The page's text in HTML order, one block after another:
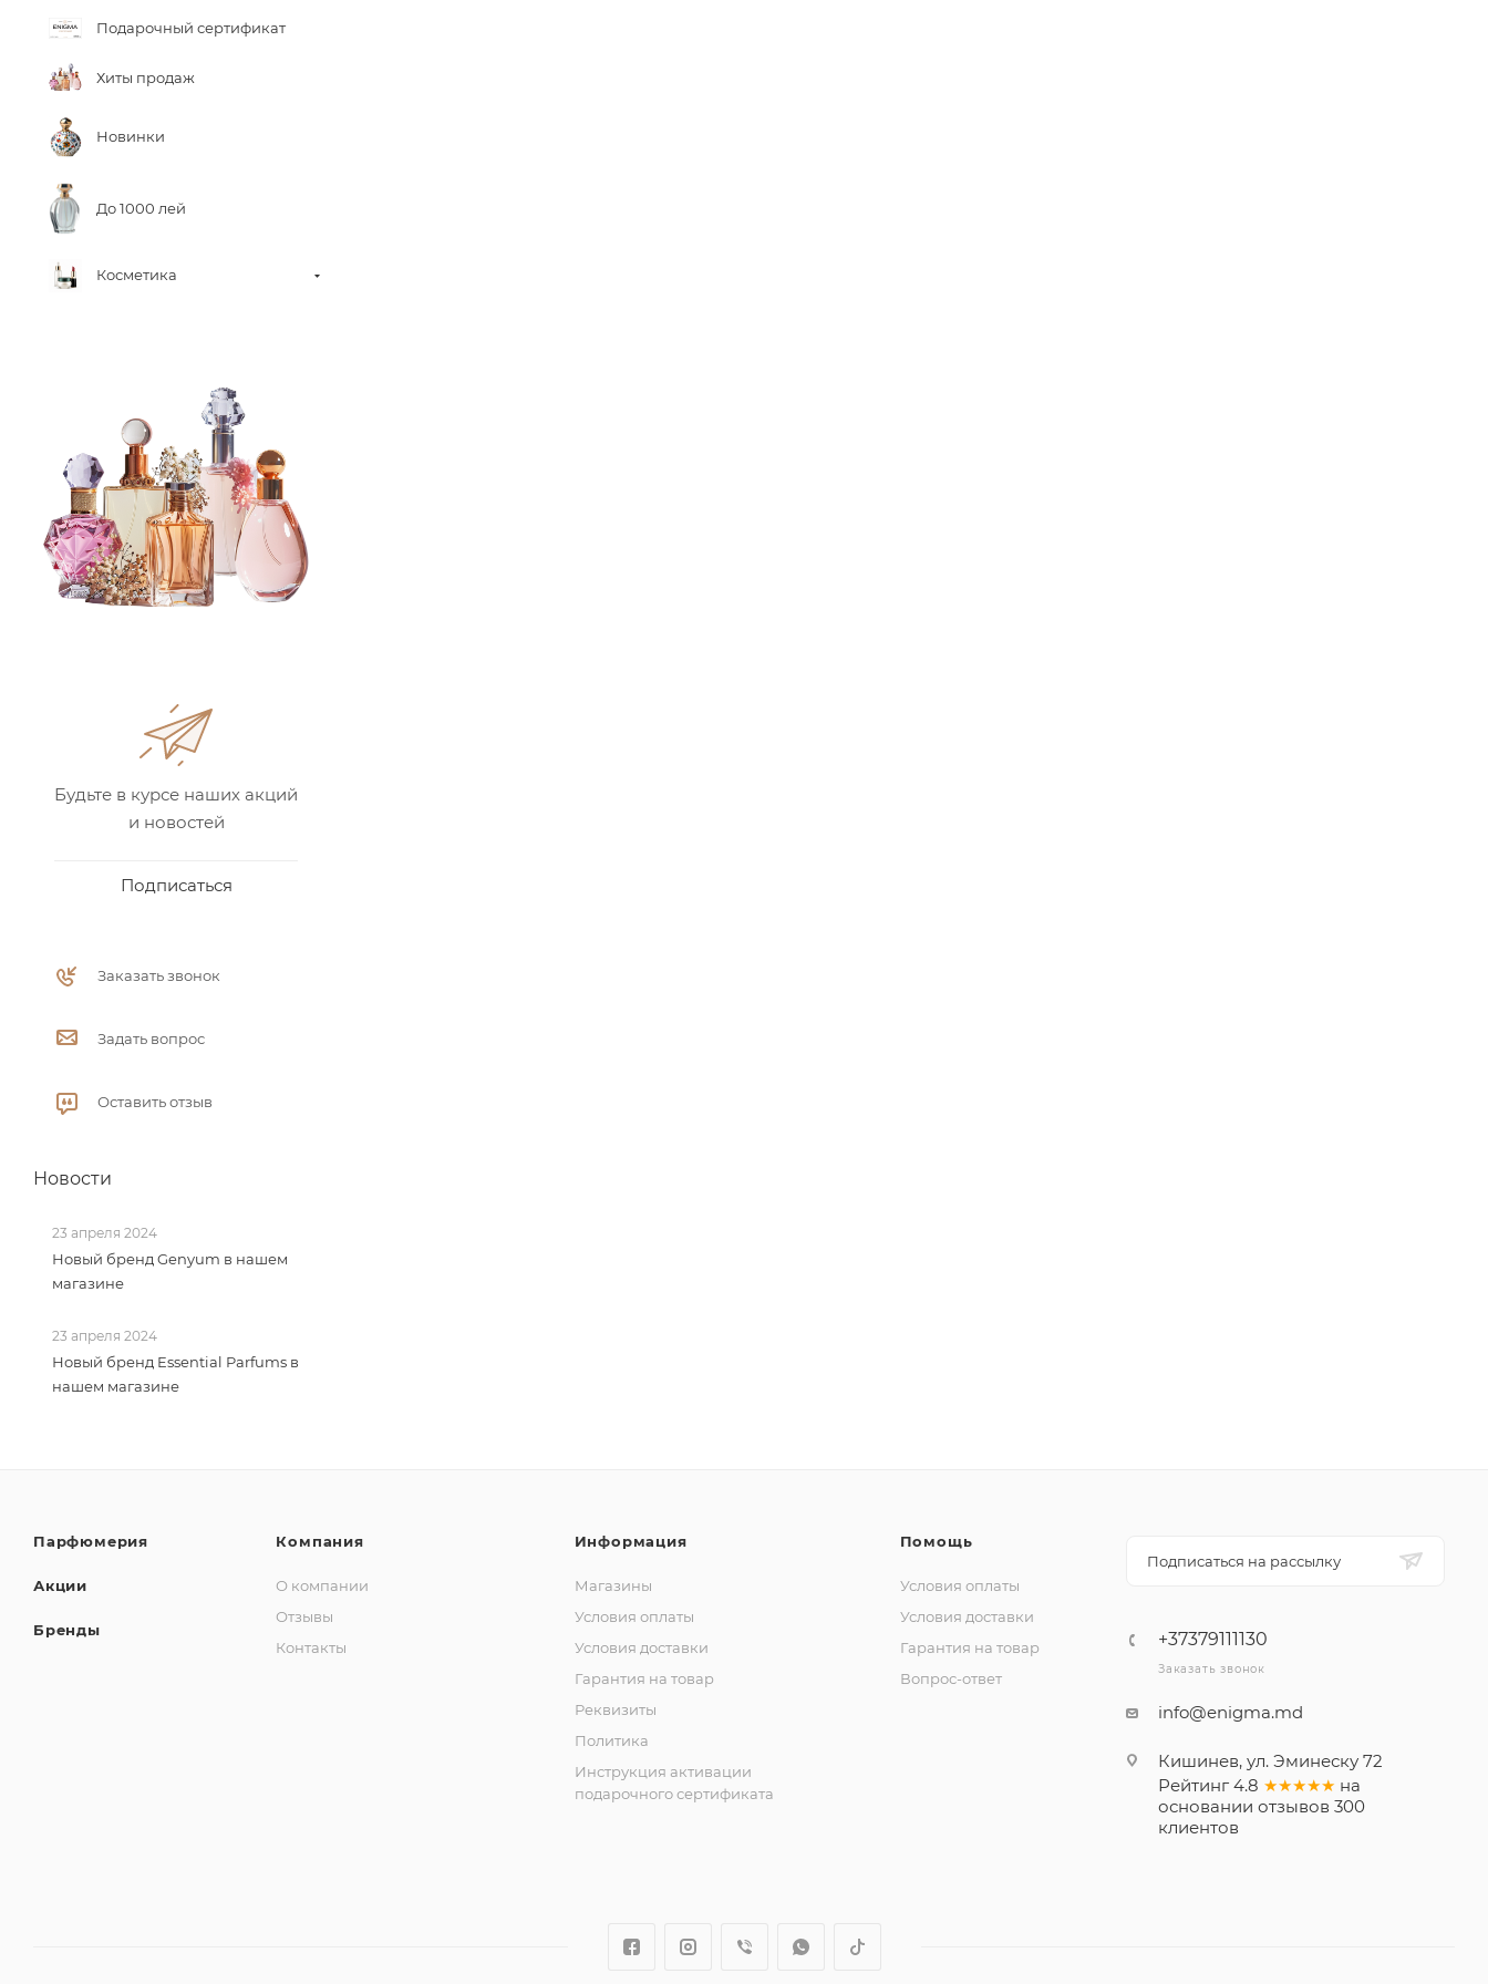
Подарочный сертификат
Хиты продаж
Новинки
До 1000 лей
Косметика
Будьте в курсе наших акций
и новостей
Подписаться
Заказать звонок
Задать вопрос
Оставить отзыв
Новости
23 апреля 2024
Новый бренд Genyum в нашем
магазине
23 апреля 2024
Новый бренд Essential Parfums в
нашем магазине
Парфюмерия
Акции
Бренды
Компания
О компании
Отзывы
Контакты
Информация
Магазины
Условия оплаты
Условия доставки
Гарантия на товар
Реквизиты
Политика
Инструкция активации
подарочного сертификата
Помощь
Условия оплаты
Условия доставки
Гарантия на товар
Вопрос-ответ
Подписаться на рассылку
+37379111130
Заказать звонок
info@enigma.md
Кишинев, ул. Эминеску 72
Рейтинг 4.8 ★★★★★ на
основании отзывов 300
клиентов